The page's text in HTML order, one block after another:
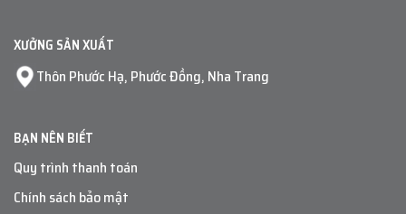
XƯỞNG SẢN XUẤT
Thôn Phước Hạ, Phước Đồng, Nha Trang
BẠN NÊN BIẾT
Quy trình thanh toán
Chính sách bảo mật